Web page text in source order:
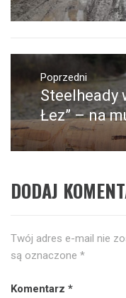
Nawigacja
wpisuPoprzedni
Poprzedni
wpis:
Steelheady
Łez” – na
DODAJ
Twój adres e-mail nie
są oznaczone *
Komentarz *